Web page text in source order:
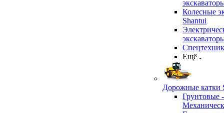
Колесные
Shantui
Ещё
Дорожные катки
Грунтовые -